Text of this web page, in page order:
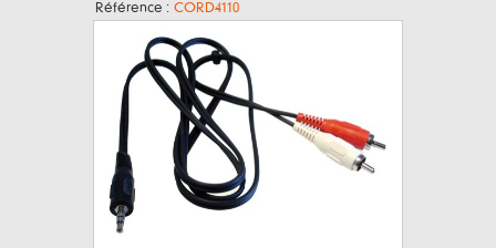
Référence : CORD4110